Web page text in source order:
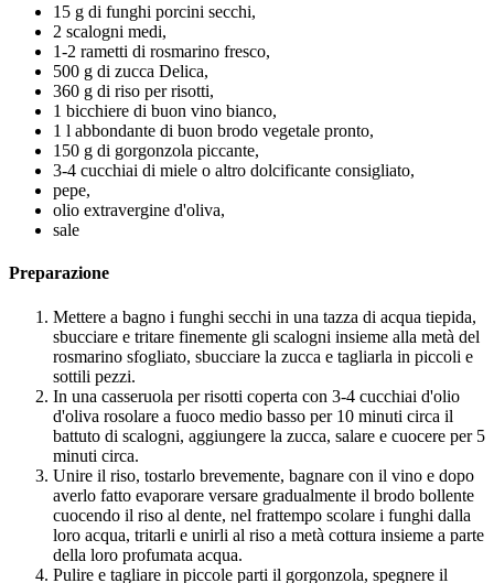
15 g di funghi porcini secchi,
2 scalogni medi,
1-2 rametti di rosmarino fresco,
500 g di zucca Delica,
360 g di riso per risotti,
1 bicchiere di buon vino bianco,
1 l abbondante di buon brodo vegetale pronto,
150 g di gorgonzola piccante,
3-4 cucchiai di miele o altro dolcificante consigliato,
pepe,
olio extravergine d'oliva,
sale
Preparazione
Mettere a bagno i funghi secchi in una tazza di acqua tiepida,
sbucciare e tritare finemente gli scalogni insieme alla metà del
rosmarino sfogliato, sbucciare la zucca e tagliarla in piccoli e
sottili pezzi.
In una casseruola per risotti coperta con 3-4 cucchiai d'olio
d'oliva rosolare a fuoco medio basso per 10 minuti circa il
battuto di scalogni, aggiungere la zucca, salare e cuocere per 5
minuti circa.
Unire il riso, tostarlo brevemente, bagnare con il vino e dopo
averlo fatto evaporare versare gradualmente il brodo bollente
cuocendo il riso al dente, nel frattempo scolare i funghi dalla
loro acqua, tritarli e unirli al riso a metà cottura insieme a parte
della loro profumata acqua.
Pulire e tagliare in piccole parti il gorgonzola, spegnere il